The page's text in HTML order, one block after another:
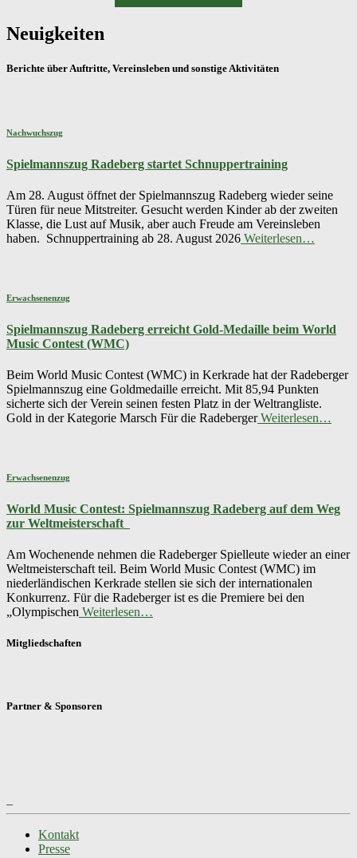
Neuigkeiten
Berichte über Auftritte, Vereinsleben und sonstige Aktivitäten
Nachwuchszug
Spielmannszug Radeberg startet Schnuppertraining
Am 28. August öffnet der Spielmannszug Radeberg wieder seine
Türen für neue Mitstreiter. Gesucht werden Kinder ab der zweiten
Klasse, die Lust auf Musik, aber auch Freude am Vereinsleben
haben. Schnuppertraining ab 28. August 2026 Weiterlesen…
Erwachsenenzug
Spielmannszug Radeberg erreicht Gold-Medaille beim World
Music Contest (WMC)
Beim World Music Contest (WMC) in Kerkrade hat der Radeberger
Spielmannszug eine Goldmedaille erreicht. Mit 85,94 Punkten
sicherte sich der Verein seinen festen Platz in der Weltrangliste.
Gold in der Kategorie Marsch Für die RadebergerWeiterlesen…
Erwachsenenzug
World Music Contest: Spielmannszug Radeberg auf dem Weg
zur Weltmeisterschaft
Am Wochenende nehmen die Radeberger Spielleute wieder an einer
Weltmeisterschaft teil. Beim World Music Contest (WMC) im
niederländischen Kerkrade stellen sie sich der internationalen
Konkurrenz. Für die Radeberger ist es die Premiere bei den
„Olympischen Weiterlesen…
Mitgliedschaften
Partner & Sponsoren
Kontakt
Presse